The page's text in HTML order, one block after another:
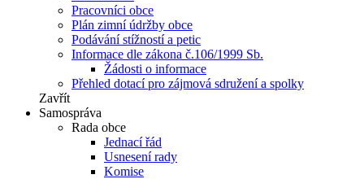
Pracovníci obce
Plán zimní údržby obce
Podávání stížností a petic
Informace dle zákona č.106/1999 Sb.
Žádosti o informace
Přehled dotací pro zájmová sdružení a spolky
Zavřít
Samospráva
Rada obce
Jednací řád
Usnesení rady
Komise